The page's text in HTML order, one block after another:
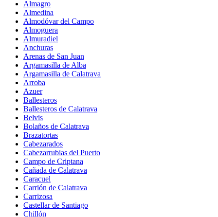
Almagro
Almedina
Almodóvar del Campo
Almoguera
Almuradiel
Anchuras
Arenas de San Juan
Argamasilla de Alba
Argamasilla de Calatrava
Arroba
Azuer
Ballesteros
Ballesteros de Calatrava
Belvis
Bolaños de Calatrava
Brazatortas
Cabezarados
Cabezarrubias del Puerto
Campo de Criptana
Cañada de Calatrava
Caracuel
Carrión de Calatrava
Carrizosa
Castellar de Santiago
Chillón